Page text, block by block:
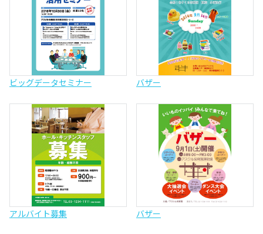
ビッグデータセミナー バザー
アルバイト募集 バザー